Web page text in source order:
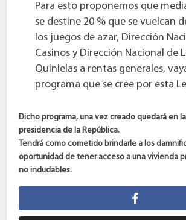
Para esto proponemos que
se destine 20 % que se vuelcan
los juegos de azar, Dirección
Casinos y Dirección Nacional de
Quinielas a rentas generales,
programa que se cree por esta
Dicho programa, una vez creado quedará en
presidencia de la República.
Tendrá como cometido brindarle a los
oportunidad de tener acceso a una vivienda
no indudables.